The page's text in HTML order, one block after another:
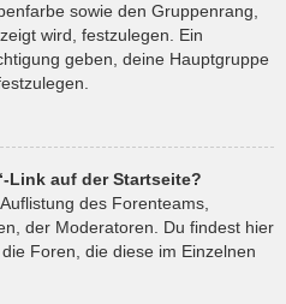
sowie den Gruppenrang,
wird, festzulegen. Ein
geben, deine Hauptgruppe
Link auf der Startseite?
des Forenteams,
der Moderatoren. Du findest hier
Foren, die diese im Einzelnen